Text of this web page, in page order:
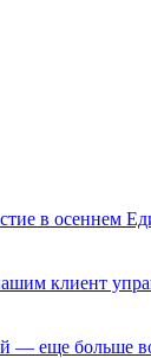
в осеннем
клиент
— еще больше